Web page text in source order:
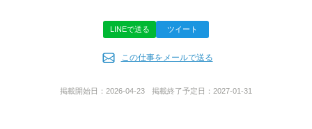
LINEで送る ツイート
この仕事をメールで送る
掲載開始日： 2026-04-23 掲載終了予定日： 2027-01-31